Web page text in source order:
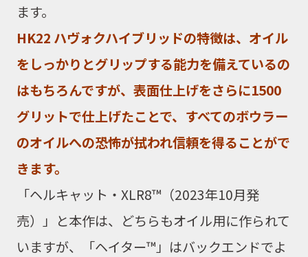
ます。
HK22 ハヴォクハイブリッドの特徴は、オイル
をしっかりとグリップする能力を備えているの
はもちろんですが、表面仕上げをさらに1500
グリットで仕上げたことで、すべてのボウラー
のオイルへの恐怖が拭われ信頼を得ることがで
きます。
「ヘルキャット・XLR8™ （2023年10月発
売）」と本作は、どちらもオイル用に作られて
いますが、「ヘイター™」はバックエンドでよ